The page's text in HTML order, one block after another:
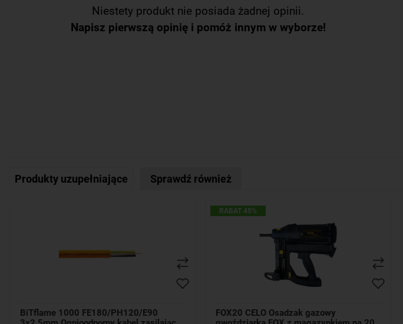
Niestety produkt nie posiada żadnej opinii.
Napisz pierwszą opinię i pomóż innym w wyborze!
Produkty uzupełniające Sprawdź również
BiTflame 1000 FE180/PH120/E90
RABAT 45%
FOX20 CELO Osadzak gazowy